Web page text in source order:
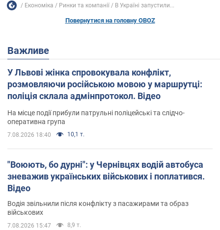
Економіка Ринки та компанії В Україні запустили...
Повернутися на головну OBOZ
Важливе
У Львові жінка спровокувала конфлікт,
розмовляючи російською мовою у маршрутці:
поліція склала адмінпротокол. Відео
На місце події прибули патрульні поліцейські та слідчо-
оперативна група
7.08.2026 18:40 10,1 т.
"Воюють, бо дурні": у Чернівцях водій автобуса
зневажив українських військових і поплатився.
Відео
Водія звільнили після конфлікту з пасажирами та образ
військових
7.08.2026 15:47 8,9 т.